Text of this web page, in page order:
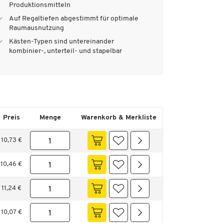
Produktionsmitteln
Auf Regaltiefen abgestimmt für optimale
Raumausnutzung
Kästen-Typen sind untereinander
kombinier-, unterteil- und stapelbar
Preis Menge Warenkorb & Merkliste
10,73 €
10,46 €
11,24 €
10,07 €